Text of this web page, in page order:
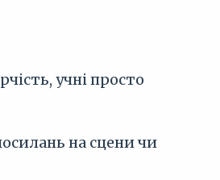
учні просто
на сцени чи